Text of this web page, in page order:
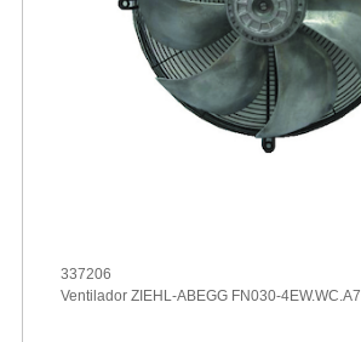
337206
Ventilador ZIEHL-ABEGG FN030-4EW.WC.A7